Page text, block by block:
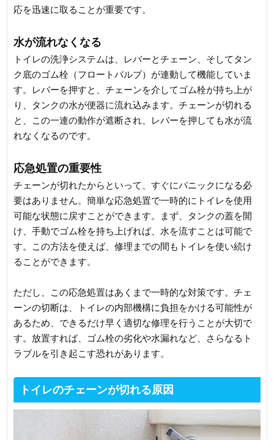
応を迅速に取ることが重要です。
水が流れなくなる
トイレの洗浄システムは、レバーとチェーン、そしてタン
ク底のゴム栓（フロートバルブ）が連動して機能していま
す。レバーを押すと、チェーンを介してゴム栓が持ち上が
り、タンクの水が便器に流れ込みます。チェーンが切れる
と、この一連の動作が遮断され、レバーを押しても水が流
れなくなるのです。
応急処置の重要性
チェーンが切れたからといって、すぐにパニックになる必
要はありません。簡単な応急処置で一時的にトイレを使用
可能な状態に戻すことができます。まず、タンクの蓋を開
け、手動でゴム栓を持ち上げれば、水を流すことは可能で
す。この方法を使えば、修理までの間もトイレを使い続け
ることができます。
ただし、この応急処置はあくまで一時的な対策です。チェ
ーンの切断は、トイレの内部機構に負担をかける可能性が
あるため、できるだけ早く適切な修理を行うことが大切で
す。放置すれば、ゴム栓の劣化や水漏れなど、さらなるト
ラブルを引き起こす恐れがあります。
トイレのチェーンが切れる原因